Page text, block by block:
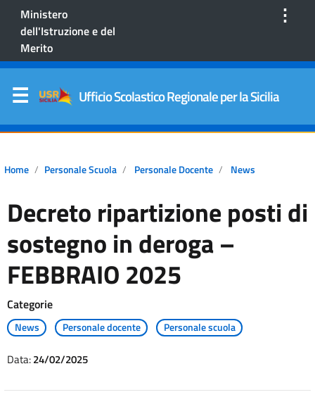
Ministero
dell'Istruzione e del
Merito
⋮
Ufficio Scolastico Regionale per la Sicilia
Home Personale Scuola Personale Docente News
Decreto ripartizione posti di
sostegno in deroga –
FEBBRAIO 2025
Categorie
News Personale docente Personale scuola
Data:24/02/2025